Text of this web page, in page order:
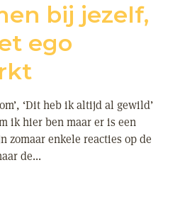
bij jezelf,
ego
‘Dit heb ik altijd al gewild’
ik hier ben maar er is een
zomaar enkele reacties op de
de...